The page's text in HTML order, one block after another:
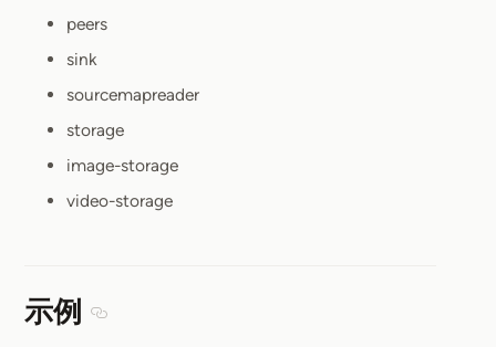
peers
sink
sourcemapreader
storage
image-storage
video-storage
示例